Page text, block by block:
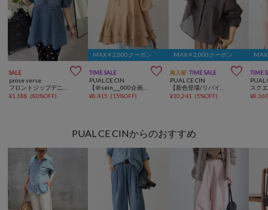
SALE 
prose verse
¥1,188 (80%OFF)
MAX￥2,000クーポン
TIME SALE 
PUAL CE CIN
¥8,415 (15%OFF)
MAX￥2,000クーポン
再入荷 TIME SALE 
PUAL CE CIN
¥10,241 (5%OFF)
TIME
PUAL
¥
PUAL CE CINからのおすすめ